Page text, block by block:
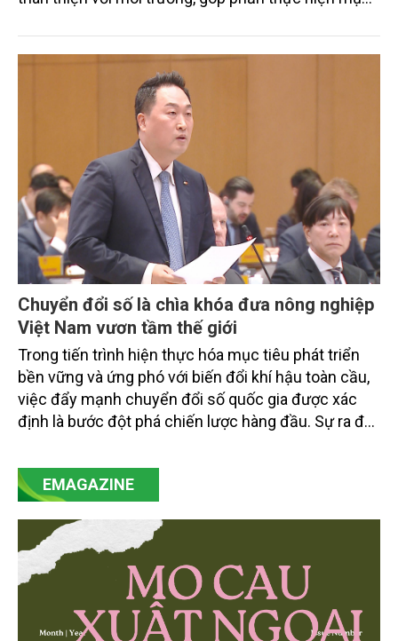
trình thu hút sự tham gia của đông đảo đại biểu đến
từ các cơ quan quản lý nhà nước, đơn vị nghiên cứu,
doanh nghiệp, hợp tác xã và nông dân đang trực
tiếp triển khai mô hình sản xuất lúa phát thải thấp.
Chuyển đổi số là chìa khóa đưa nông nghiệp
Việt Nam vươn tầm thế giới
Trong tiến trình hiện thực hóa mục tiêu phát triển
bền vững và ứng phó với biến đổi khí hậu toàn cầu,
việc đẩy mạnh chuyển đổi số quốc gia được xác
định là bước đột phá chiến lược hàng đầu. Sự ra đời
mạnh mẽ, thúc đẩy quá trình cải cách toàn diện,
minh bạch hóa chuỗi cung ứng và nâng cao hiệu
then chốt là nông nghiệp và môi trường.
EMAGAZINE